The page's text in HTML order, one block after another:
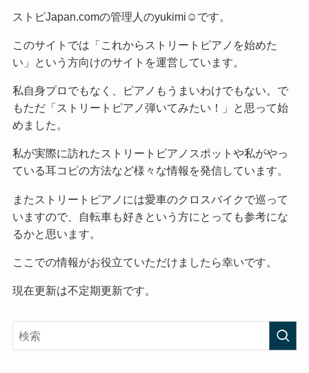
ストピJapan.comの管理人のyukimi☺です。
このサイトでは「これからストリートピアノを始めた
い」という方向けのサイトを運営しています。
私自身プロでもなく、ピアノもうまいわけでもない。で
もただ「ストリートピアノ弾いてみたい！」と思って始
めました。
私が実際に訪れたストリートピアノスポットや私がやっ
ている耳コピの方法など様々な情報を発信しています。
またストリートピアノには愛車のクロスバイクで巡って
いますので、自転車も好きという方にとっても参考にな
るかと思います。
ここでの情報がお役立ていただけましたら幸いです。
現在更新は不定期更新です。